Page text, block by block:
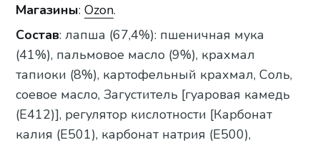
Магазины:Ozon.
Состав: лапша (67,4%): пшеничная мука
(41%), пальмовое масло (9%), крахмал
тапиоки (8%), картофельный крахмал, Соль,
соевое масло, Загуститель [гуаровая камедь
(E412)], регулятор кислотности [Карбонат
калия (E501), карбонат натрия (E500),